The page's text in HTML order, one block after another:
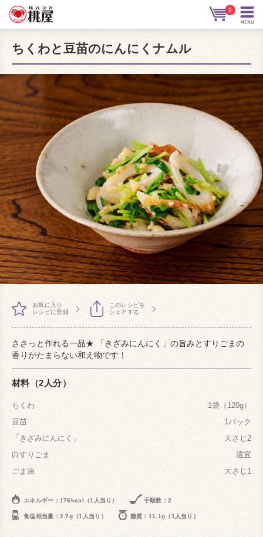
0
ちくわと豆苗のにんにくナムル
お気に入り
レシピに登録
このレシピを
シェアする
ささっと作れる一品★ 「きざみにんにく」の旨みとすりごまの
香りがたまらない和え物です！
材料（2人分）
ちくわ
1袋（120g）
豆苗
1パック
「きざみにんにく」
大さじ2
白すりごま
適宜
ごま油
大さじ1
エネルギー：176kcal（1人当り） 手順数：2
食塩相当量：2.7g（1人当り） 糖質：11.1g（1人当り）